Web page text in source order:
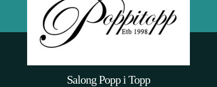
Salong Popp i Topp